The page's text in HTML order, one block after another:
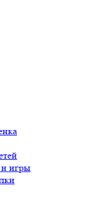
игры